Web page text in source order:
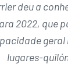
deu a
2022, que
lugares-